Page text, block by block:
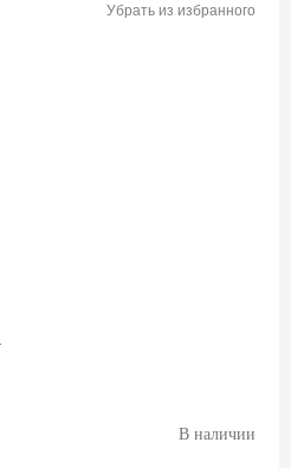
Убрать из избранного
В наличии